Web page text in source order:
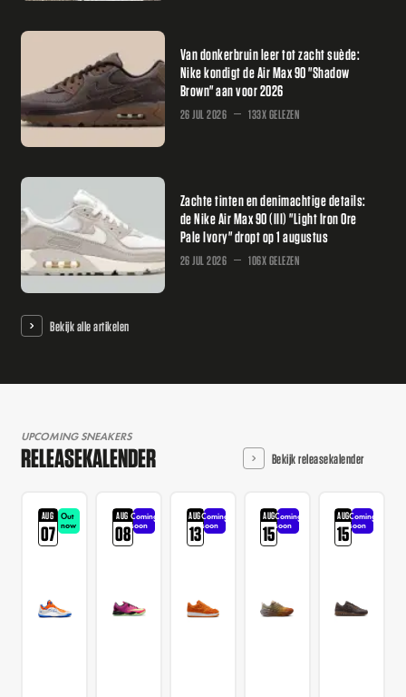
Van donkerbruin leer tot zacht suède:
Nike kondigt de Air Max 90 "Shadow
Brown" aan voor 2026
26 JUL 2026 133X GELEZEN
Zachte tinten en denimachtige details:
de Nike Air Max 90 (III) "Light Iron Ore
Pale Ivory" dropt op 1 augustus
26 JUL 2026 106X GELEZEN
Bekijk alle artikelen
UPCOMING SNEAKERS
RELEASEKALENDER Bekijk releasekalender
AUG
07
Out
now
AUG
08
Coming
soon
AUG
13
Coming
soon
AUG
15
Coming
soon
AUG
15
Coming
soon